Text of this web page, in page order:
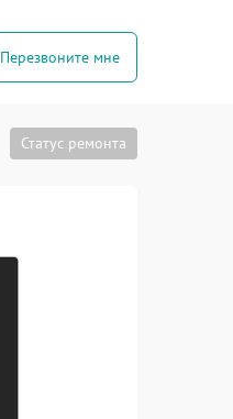
Перезвоните мне
Статус ремонта